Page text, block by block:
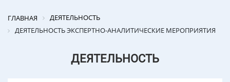
ГЛАВНАЯ
ДЕЯТЕЛЬНОСТЬ
ДЕЯТЕЛЬНОСТЬ ЭКСПЕРТНО-АНАЛИТИЧЕСКИЕ МЕРОПРИЯТИЯ
ДЕЯТЕЛЬНОСТЬ